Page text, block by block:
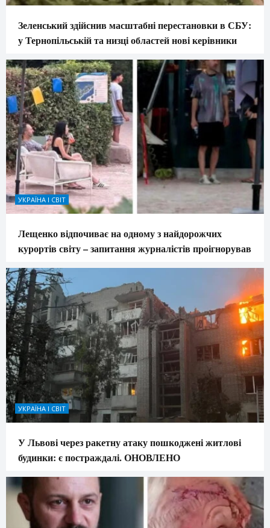
Зеленський здійснив масштабні перестановки в СБУ:
у Тернопільській та низці областей нові керівники
УКРАЇНА І СВІТ
Лещенко відпочиває на одному з найдорожчих
курортів світу – запитання журналістів проігнорував
УКРАЇНА І СВІТ
У Львові через ракетну атаку пошкоджені житлові
будинки: є постраждалі. ОНОВЛЕНО